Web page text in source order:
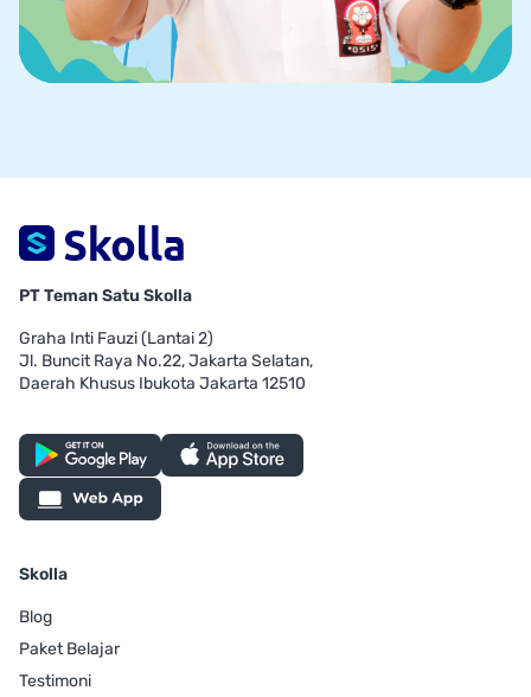
PT Teman Satu Skolla
Graha Inti Fauzi (Lantai 2)
Jl. Buncit Raya No.22, Jakarta Selatan,
Daerah Khusus Ibukota Jakarta 12510
Skolla
Blog
Paket Belajar
Testimoni